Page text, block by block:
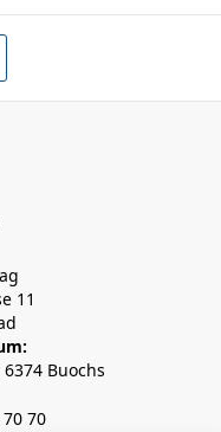
11
Buochs
70